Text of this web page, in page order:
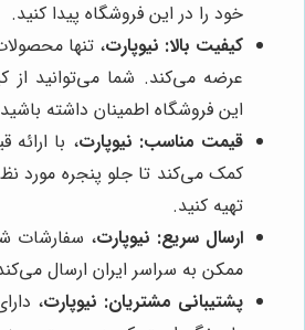
خود را در این فروشگاه پیدا کنید.
کیفیت بالا: نیوپارت، تنها
عرضه می‌کند. شما می‌توانید از
این فروشگاه اطمینان داشته
قیمت مناسب: نیوپارت، با
کمک می‌کند تا جلو پنجره مورد
تهیه کنید.
ارسال سریع: نیوپارت، سفارشات
ممکن به سراسر ایران ارسال
پشتیبانی مشتریان: نیوپارت،